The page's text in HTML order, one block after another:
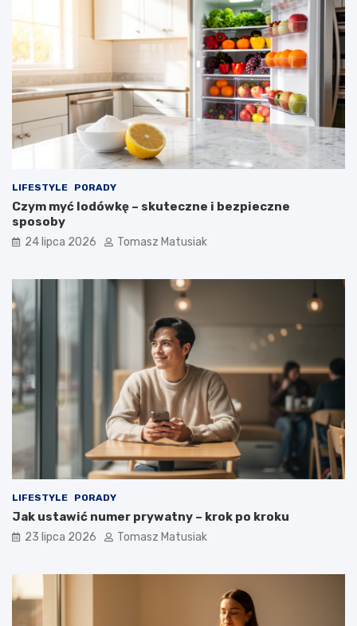
LIFESTYLE PORADY
Czym myć lodówkę – skuteczne i bezpieczne
sposoby
24 lipca 2026 Tomasz Matusiak
LIFESTYLE PORADY
Jak ustawić numer prywatny – krok po kroku
23 lipca 2026 Tomasz Matusiak